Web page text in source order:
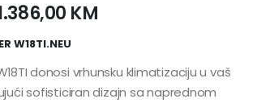
KM
W18TI.NEU
donosi vrhunsku klimatizaciju u vaš
sofisticiran dizajn sa naprednom